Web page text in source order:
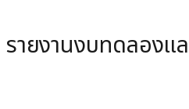
รายงานงบทดลองแ